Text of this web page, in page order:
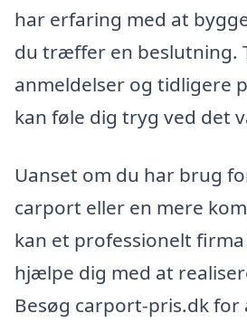
har erfaring med at
du træffer en beslutning.
anmeldelser og tidligere
kan føle dig tryg ved det
Uanset om du har brug
carport eller en mere
kan et professionelt
hjælpe dig med at
Besøg carport-pris.dk for